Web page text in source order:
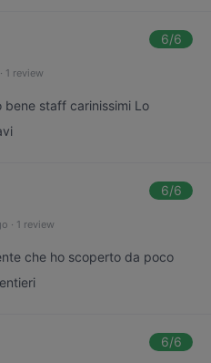
6/6
· 1 review
bene staff carinissimi Lo
6/6
· 1 review
che ho scoperto da poco
6/6